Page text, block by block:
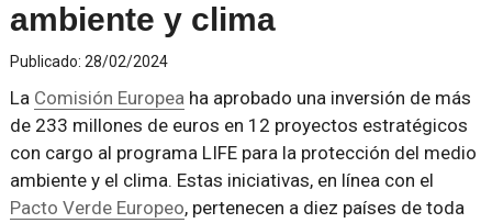
ambiente y clima
Publicado: 28/02/2024
La Comisión Europeaha aprobado una inversión de más
de 233 millones de euros en 12 proyectos estratégicos
con cargo al programa LIFE para la protección del medio
ambiente y el clima. Estas iniciativas, en línea con el
Pacto Verde Europeo, pertenecen a diez países de toda